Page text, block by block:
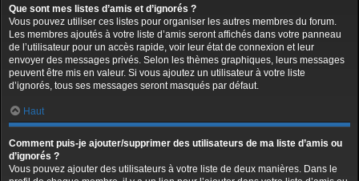
Que sont mes listes d’amis et d’ignorés ?
Vous pouvez utiliser ces listes pour organiser les autres membres du forum.
Les membres ajoutés à votre liste d’amis seront affichés dans votre panneau
de l’utilisateur pour un accès rapide, voir leur état de connexion et leur
envoyer des messages privés. Selon les thèmes graphiques, leurs messages
peuvent être mis en valeur. Si vous ajoutez un utilisateur à votre liste
d’ignorés, tous ses messages seront masqués par défaut.
Haut
Comment puis-je ajouter/supprimer des utilisateurs de ma liste d’amis ou
d’ignorés ?
Vous pouvez ajouter des utilisateurs à votre liste de deux manières. Dans le